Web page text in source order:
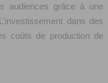
audiences grâce à une
dans des
coûts de production de